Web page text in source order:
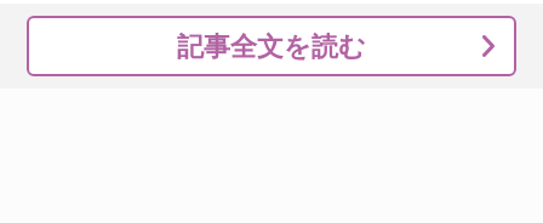
記事全文を読む